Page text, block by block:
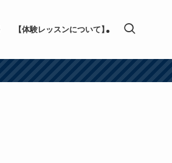
【体験レッスンについて】